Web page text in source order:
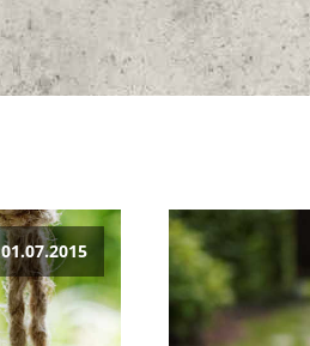
01.07.2015